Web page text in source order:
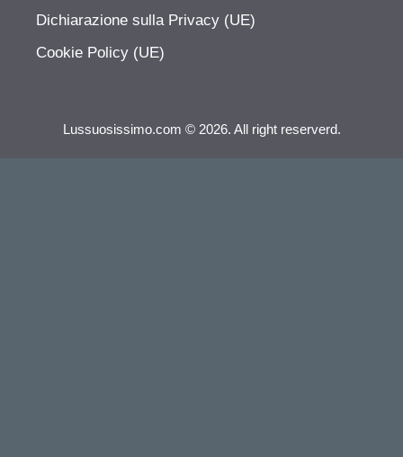
Dichiarazione sulla Privacy (UE)
Cookie Policy (UE)
Lussuosissimo.com © 2026. All right reserverd.